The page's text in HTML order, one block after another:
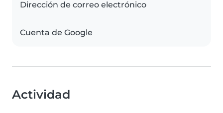
Dirección de correo electrónico
Cuenta de Google
Actividad